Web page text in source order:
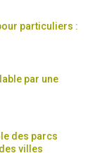
particuliers :
par une
des parcs
villes